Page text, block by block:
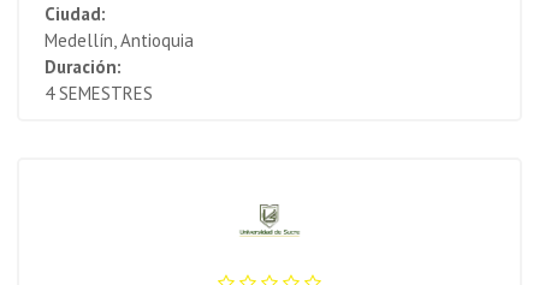
Ciudad:
Medellín, Antioquia
Duración:
4 SEMESTRES